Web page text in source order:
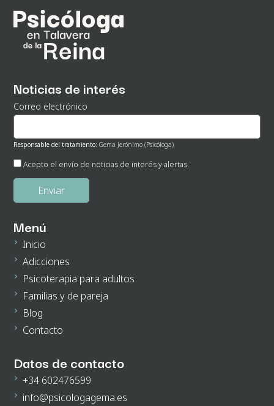
Noticias de interés
Correo electrónico
Responsable del tratamiento: Gema Jerónimo (Psicóloga)
Legitimación:Su consentimiento el cual nos otorga al seleccionar las casillas.
Destinatarios de los datos:No existe ninguna cesión de datos prevista, salvo obligación
Derechos:
Podrá ejercitar los derechos de acceso, rectificación, supresión, oposición,
información.
Acepto el envío de noticias de interés y alertas.
Menú
Inicio
Adicciones
Psicoterapia para adultos
Familias y de pareja
Blog
Contacto
Datos de contacto
+34 602476599
info@psicologagema.es